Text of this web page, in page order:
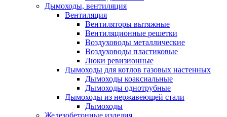
Дымоходы, вентиляция
Вентиляция
Вентиляторы вытяжные
Вентиляционные решетки
Воздуховоды металлические
Воздуховоды пластиковые
Люки ревизионные
Дымоходы для котлов газовых настенных
Дымоходы коаксиальные
Дымоходы однотрубные
Дымоходы из нержавеющей стали
Дымоходы
Железобетонные изделия